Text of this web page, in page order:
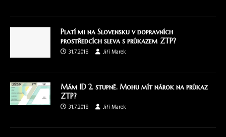
Platí mi na Slovensku v dopravních
prostředcích sleva s průkazem ZTP?
31.7.2018
Jiří Marek
Mám ID 2. stupně. Mohu mít nárok na průkaz
ZTP?
31.7.2018
Jiří Marek